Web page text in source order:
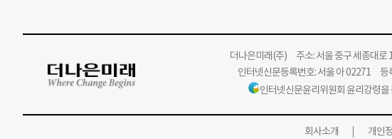
더나은미래(주)주소: 서울 중구 세종대로
인터넷신문등록번호: 서울 아 02271
인터넷신문윤리위원회 윤리강령을
회사소개 개인